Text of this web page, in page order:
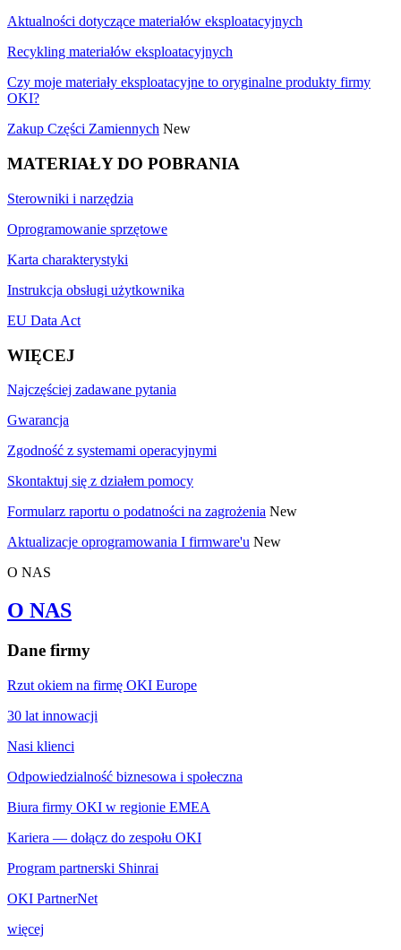
Aktualności dotyczące materiałów eksploatacyjnych
Recykling materiałów eksploatacyjnych
Czy moje materiały eksploatacyjne to oryginalne produkty firmy
OKI?
Zakup Części Zamiennych New
MATERIAŁY DO POBRANIA
Sterowniki i narzędzia
Oprogramowanie sprzętowe
Karta charakterystyki
Instrukcja obsługi użytkownika
EU Data Act
WIĘCEJ
Najczęściej zadawane pytania
Gwarancja
Zgodność z systemami operacyjnymi
Skontaktuj się z działem pomocy
Formularz raportu o podatności na zagrożenia New
Aktualizacje oprogramowania I firmware'u New
O NAS
O NAS
Dane firmy
Rzut okiem na firmę OKI Europe
30 lat innowacji
Nasi klienci
Odpowiedzialność biznesowa i społeczna
Biura firmy OKI w regionie EMEA
Kariera — dołącz do zespołu OKI
Program partnerski Shinrai
OKI PartnerNet
więcej